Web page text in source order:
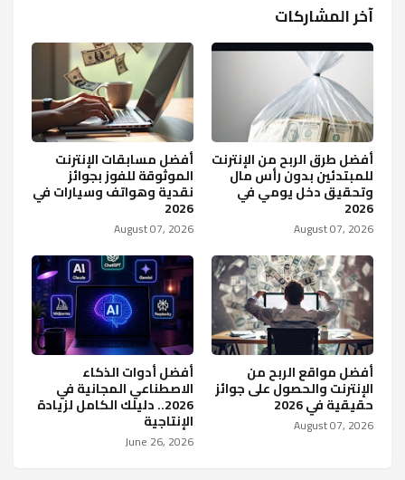
آخر المشاركات
أفضل طرق الربح من الإنترنت
للمبتدئين بدون رأس مال
وتحقيق دخل يومي في
2026
August 07, 2026
أفضل مسابقات الإنترنت
الموثوقة للفوز بجوائز
نقدية وهواتف وسيارات في
2026
August 07, 2026
أفضل مواقع الربح من
الإنترنت والحصول على جوائز
حقيقية في 2026
August 07, 2026
أفضل أدوات الذكاء
الاصطناعي المجانية في
2026.. دليلك الكامل لزيادة
الإنتاجية
June 26, 2026